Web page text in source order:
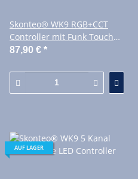
Skonteo® WK9 RGB+CCT
Controller mit Funk Touch
Fernbedienung
87,90 € *
AUF LAGER